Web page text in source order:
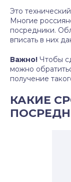
Это
Многие
посредники.
вписать в них
Важно! Чтобы
можно
получение
КАКИЕ